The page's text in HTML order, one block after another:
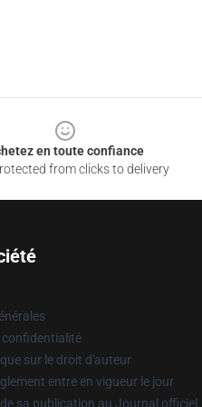
en toute confiance
from clicks to delivery
confidentialité
sur le droit d'auteur
entre en vigueur le jour
sa publication au Journal officiel